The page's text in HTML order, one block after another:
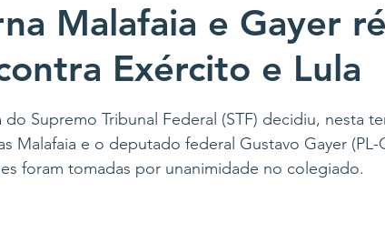
Malafaia e Gayer
Exército e Lula
do Supremo Tribunal Federal (STF) decidiu, nesta
Malafaia e o deputado federal Gustavo Gayer
foram tomadas por unanimidade no colegiado.